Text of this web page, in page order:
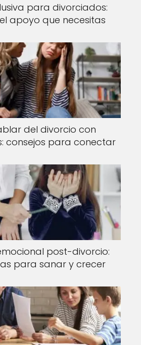
para divorciados:
apoyo que necesitas
del divorcio con
consejos para conectar
post-divorcio:
para sanar y crecer